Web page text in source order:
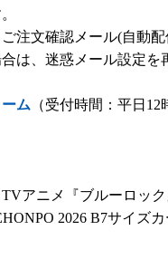
注文確認メール(自動
は、迷惑メール設定を
ム （受付時間：平日
アニメ『ブルーロック
2026 B7サイズ